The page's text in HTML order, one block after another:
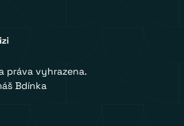
práva vyhrazena.
Bdínka